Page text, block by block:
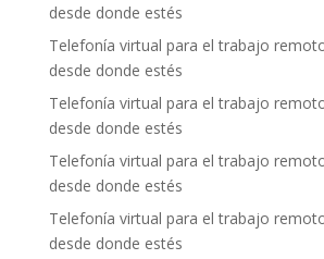
desde donde estés
Telefonía virtual para el trabajo
desde donde estés
Telefonía virtual para el trabajo
desde donde estés
Telefonía virtual para el trabajo
desde donde estés
Telefonía virtual para el trabajo
desde donde estés